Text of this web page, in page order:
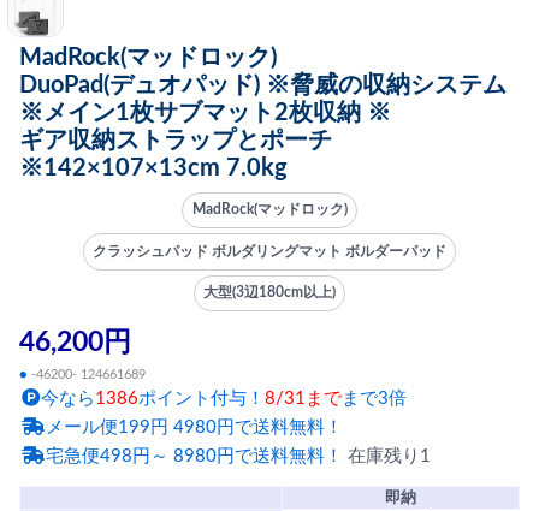
MadRock(マッドロック)
DuoPad(デュオパッド) ※脅威の収納システム
※メイン1枚サブマット2枚収納 ※
ギア収納ストラップとポーチ
※142×107×13cm 7.0kg
MadRock(マッドロック)
クラッシュパッド ボルダリングマット ボルダーパッド
大型(3辺180cm以上)
46,200円
● -46200- 124661689
今なら 1386ポイント付与！ 8/31まで まで3倍
メール便199円 4980円で送料無料！
宅急便498円～ 8980円で送料無料！ 在庫残り1
即納